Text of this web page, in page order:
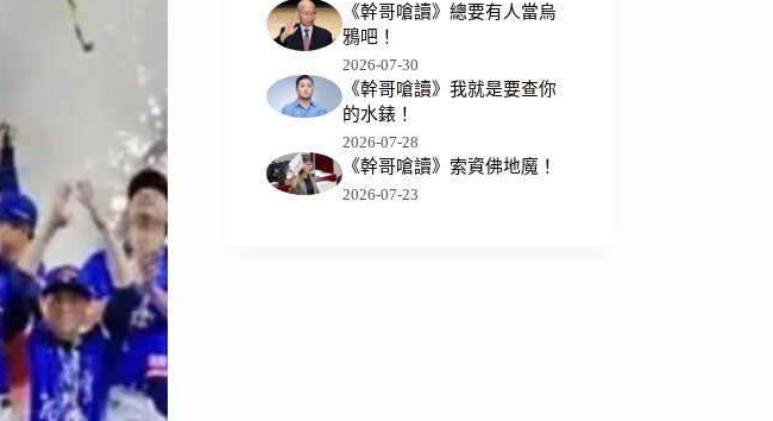
《幹哥嗆讀》總要有人當烏
鴉吧！
2026-07-30
《幹哥嗆讀》我就是要查你
的水錶！
2026-07-28
《幹哥嗆讀》索資佛地魔！
2026-07-23